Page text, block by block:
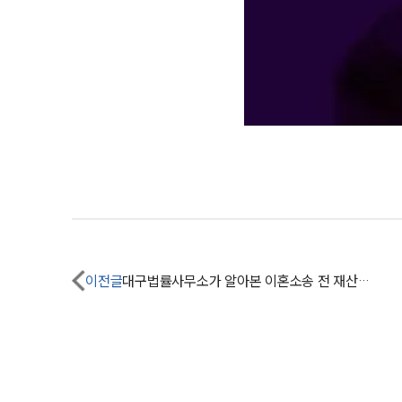
이전글 대구법률사무소가 알아본 이혼소송 전 재산을 숨긴다면?